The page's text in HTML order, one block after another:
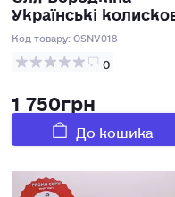
Українські
Код товару:OSNV018
0
1 750грн
До кошика